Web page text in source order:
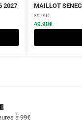
2027 MAILLOT
89.90€
Le
prix
initial
était :
49.90€
Le
prix
actuel
est :
Ce
produit
a
à 99€